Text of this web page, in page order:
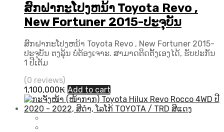
ສົກຝາກະໂປງຫນ້າ Toyota Revo ,
New Fortuner 2015-ປະຈຸບັນ
ສົກຝາກະໂປງຫນ້າ Toyota Revo , New Fortuner 2015-
ປະຈຸບັນ ຕງລຸ້ນ ບໍ່ຕ້ອງເຈາະ. ສາມາດຕິດຕັ້ງເອງໄດ້, ຮັບປະກັນ
1 ປີເຕັມ
(0 reviews)
1,100,000₭ Add to cart